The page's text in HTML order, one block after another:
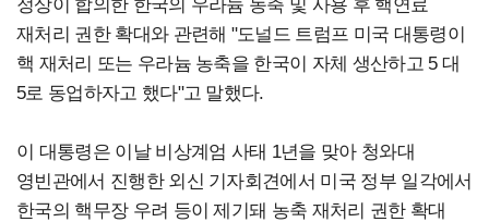
정상이 합의한 한국의 우라늄 농축 및 사용 후 핵연료
재처리 권한 확대와 관련해 "도널드 트럼프 미국 대통령이
핵 재처리 또는 우라늄 농축을 한국이 자체 생산하고 5 대
5로 동업하자고 했다"고 말했다.
이 대통령은 이날 비상계엄 사태 1년을 맞아 청와대
영빈관에서 진행한 외신 기자회견에서 미국 정부 일각에서
한국의 핵무장 우려 등이 제기돼 농축 재처리 권한 확대